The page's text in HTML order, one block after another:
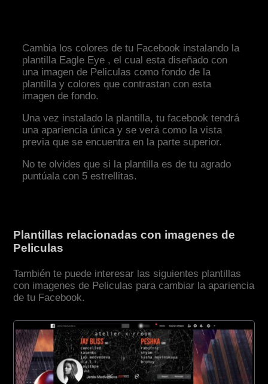
Cambia los colores de tu Facebook instalando la
plantilla Eagle Eye , el cual esta diseñado con
una imagen de Peliculas como fondo de la
plantilla y colores que contrastan con esta
imagen de fondo.
Una vez instalado la plantilla, tu facebook tendrá
una apariencia única y se verá como la vista
previa que se encuentra en la parte superior.
No te olvides que si la plantilla es de tu agrado
puntúala con 5 estrellitas.
Plantillas relacionadas con imagenes de
Peliculas
También te puede interesar las siguientes plantillas
con imagenes de Peliculas para cambiar la apariencia
de tu Facebook.